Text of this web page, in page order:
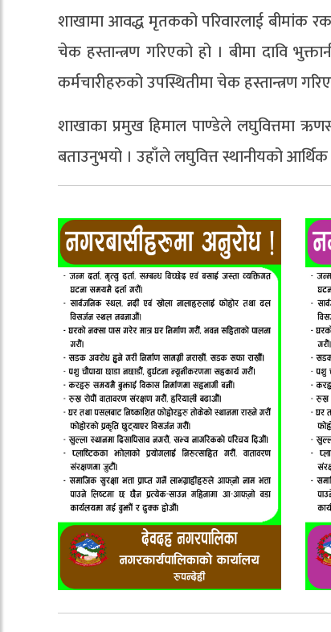
शाखामा आवद्ध मृतकको परिवारलाई
चेक हस्तान्त्रण गरिएको हो । बीमा दावि
कर्मचारीहरुको उपस्थितीमा चेक हस्तान्त्रण
शाखाका प्रमुख हिमाल पाण्डेले लघुवित्तमा
बताउनुभयो । उहाँले लघुवित्त स्थानीयको